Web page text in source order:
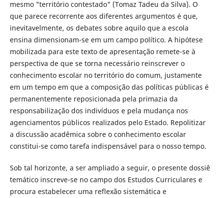
mesmo "território contestado" (Tomaz Tadeu da Silva). O
que parece recorrente aos diferentes argumentos é que,
inevitavelmente, os debates sobre aquilo que a escola
ensina dimensionam-se em um campo político. A hipótese
mobilizada para este texto de apresentação remete-se à
perspectiva de que se torna necessário reinscrever o
conhecimento escolar no território do comum, justamente
em um tempo em que a composição das políticas públicas é
permanentemente reposicionada pela primazia da
responsabilização dos indivíduos e pela mudança nos
agenciamentos públicos realizados pelo Estado. Repolitizar
a discussão acadêmica sobre o conhecimento escolar
constitui-se como tarefa indispensável para o nosso tempo.
Sob tal horizonte, a ser ampliado a seguir, o presente dossiê
temático inscreve-se no campo dos Estudos Curriculares e
procura estabelecer uma reflexão sistemática e